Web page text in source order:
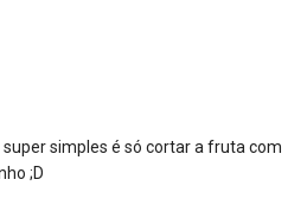
simples é só cortar a fruta com
;D